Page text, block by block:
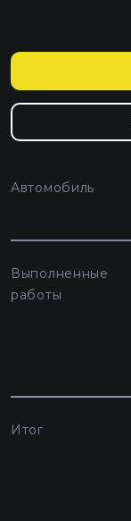
Автомобиль
Выполненные
работы
Итог